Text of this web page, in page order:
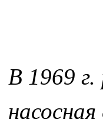
В 1969 г.